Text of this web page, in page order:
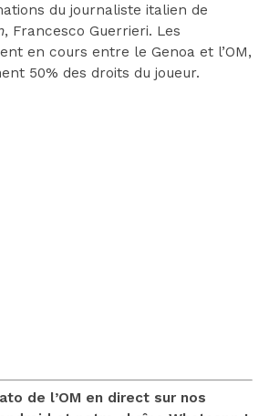
du journaliste italien de
, Francesco Guerrieri. Les
en cours entre le Genoa et l’OM,
50% des droits du joueur.
de l’OM en direct sur nos